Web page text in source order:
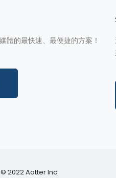
體的最快速、最便捷的方案！
© 2022 Aotter Inc.